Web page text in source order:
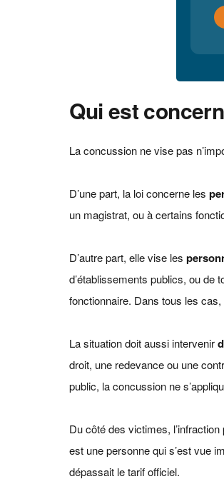
Qui est
La concussion ne vise pas
D’une part, la loi concerne les
un magistrat, ou à certains
D’autre part, elle vise les
d’établissements publics, ou de
fonctionnaire. Dans tous les
La situation doit aussi intervenir
droit, une redevance ou une
public, la concussion ne
Du côté des victimes,
est une personne qui s’est vue
dépassait le tarif officiel.